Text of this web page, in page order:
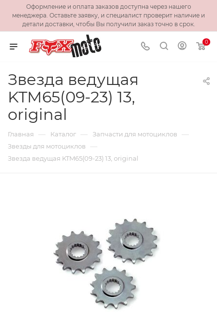
Оформление и оплата заказов доступна через нашего
менеджера. Оставьте заявку, и специалист проверит наличие и
детали доставки, чтобы Вы получили заказ точно в срок.
0
Звезда ведущая
KTM65(09-23) 13,
original
Главная — Каталог — Запчасти для мотоциклов —
Звезды для мотоциклов —
Звезда ведущая KTM65(09-23) 13, original